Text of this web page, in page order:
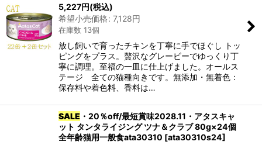
5,227円(税込)
希望小売価格: 7,128円
在庫数 13個
放し飼いで育ったチキンを丁寧に手でほぐし トッ
ピングをプラス。贅沢なグレービーでゆっくり丁
寧に調理。至福の一皿に仕上げました。オールス
テージ 全ての猫種向きです。無添加・無着色：
保存料や着色料、香料は…
SALE ・20％off/最短賞味2028.11・アタスキャ
ット タンタライジング ツナ＆クラブ 80g×24個
全年齢猫用一般食ata30310 [ata30310s24]